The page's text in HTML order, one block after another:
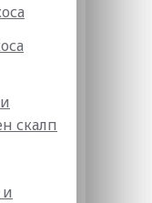
скалп